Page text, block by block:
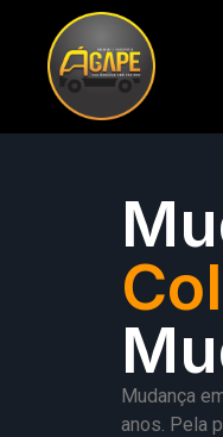
Mudança
anos. Pela